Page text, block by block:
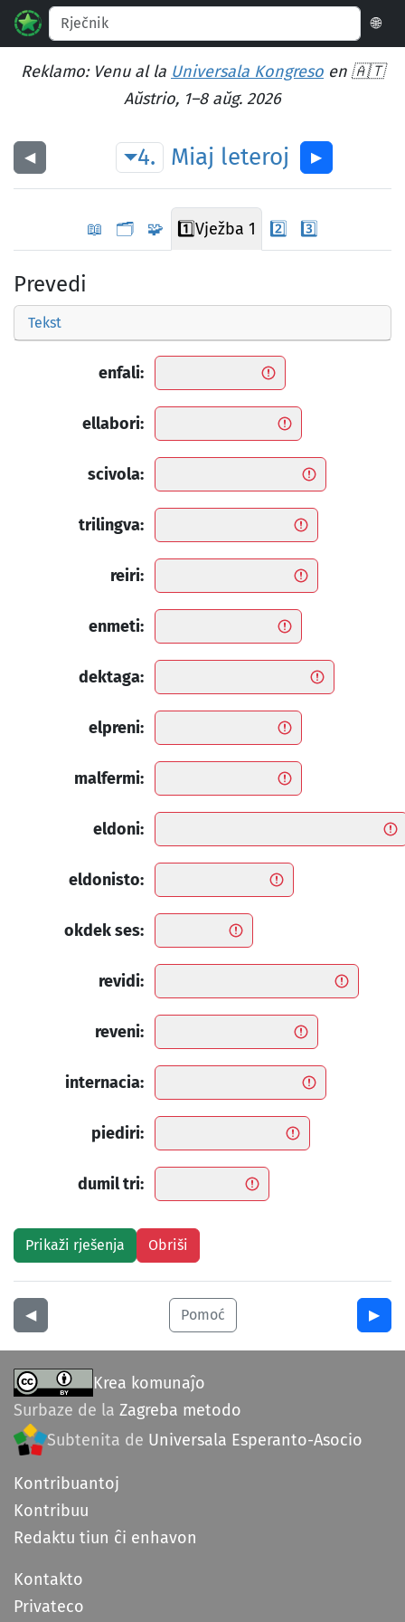
🌐
Reklamo: Venu al la Universala Kongreso en 🇦🇹
Aŭstrio, 1–8 aŭg. 2026
◀︎ 4. Miaj leteroj ▶︎
📖 🗂️ 🧩 1️⃣Vježba 1 2️⃣ 3️⃣
Prevedi
Tekst
enfali:
ellabori:
scivola:
trilingva:
reiri:
enmeti:
dektaga:
elpreni:
malfermi:
eldoni:
eldonisto:
okdek ses:
revidi:
reveni:
internacia:
piediri:
dumil tri:
◀︎ Pomoć ▶︎
Krea komunaĵo
Surbaze de la Zagreba metodo
Subtenita de Universala Esperanto-Asocio
Kontribuantoj
Kontribuu
Redaktu tiun ĉi enhavon
Kontakto
Privateco